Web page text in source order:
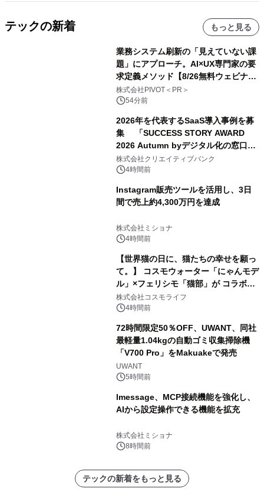
テックの新着 もっと見る
業務システム刷新の「見えていない課
題」にアプローチ。AI×UX専門家の要
求定義メソッド【8/26無料ウェビナ
ー】株式会社PIVOT
株式会社PIVOT＜PR＞
54分前
2026年を代表するSaaS導入事例を募
集 「SUCCESS STORY AWARD
2026 Autumn byデジタル化の窓口」
開催
株式会社クリエイティブバンク
4時間前
Instagram販売ツールを活用し、3日
間で売上約4,300万円を達成
株式会社ミショナ
4時間前
【世界猫の日に、猫たちの幸せを願っ
て。】 コスモウォーター「にゃんモデ
ル」×フェリシモ「猫部」が コラボキ
ャンペーンを実施
株式会社コスモライフ
4時間前
72時間限定50％OFF、UWANT、同社
最軽量1.04kgの自動ゴミ収集掃除機
「V700 Pro」をMakuakeで発売
UWANT
5時間前
lmessage、MCP接続機能を強化し、
AIから設定操作できる機能を拡充
株式会社ミショナ
8時間前
テックの新着をもっと見る